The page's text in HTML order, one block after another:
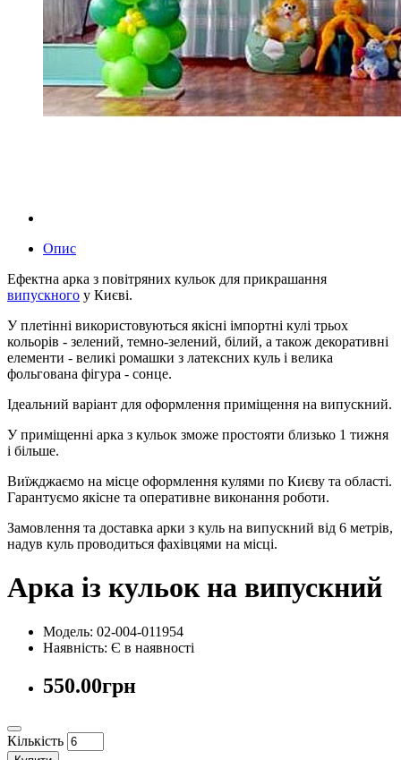
Опис
Ефектна арка з повітряних кульок для прикрашання
випускного у Києві.
У плетінні використовуються якісні імпортні кулі трьох
кольорів - зелений, темно-зелений, білий, а також декоративні
елементи - великі ромашки з латексних куль і велика
фольгована фігура - сонце.
Ідеальний варіант для оформлення приміщення на випускний.
У приміщенні арка з кульок зможе простояти близько 1 тижня
і більше.
Виїжджаємо на місце оформлення кулями по Києву та області.
Гарантуємо якісне та оперативне виконання роботи.
Замовлення та доставка арки з куль на випускний від 6 метрів,
надув куль проводиться фахівцями на місці.
Арка із кульок на випускний
Модель: 02-004-011954
Наявність: Є в наявності
550.00грн
Кількість